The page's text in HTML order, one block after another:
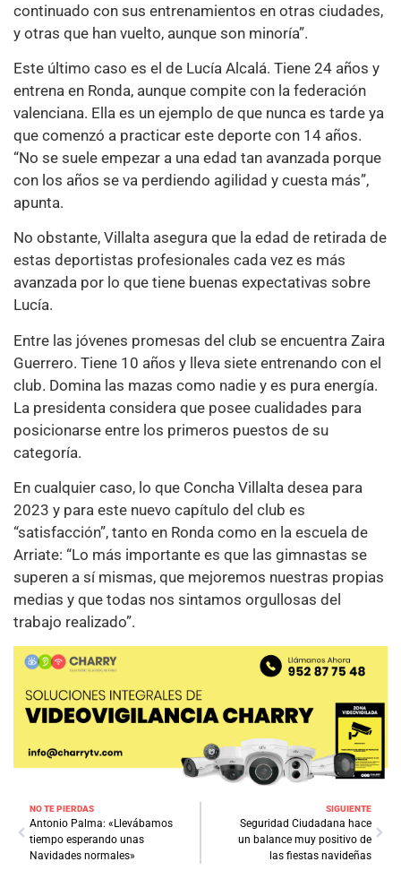
continuado con sus entrenamientos en otras ciudades,
y otras que han vuelto, aunque son minoría”.
Este último caso es el de Lucía Alcalá. Tiene 24 años y
entrena en Ronda, aunque compite con la federación
valenciana. Ella es un ejemplo de que nunca es tarde ya
que comenzó a practicar este deporte con 14 años.
“No se suele empezar a una edad tan avanzada porque
con los años se va perdiendo agilidad y cuesta más”,
apunta.
No obstante, Villalta asegura que la edad de retirada de
estas deportistas profesionales cada vez es más
avanzada por lo que tiene buenas expectativas sobre
Lucía.
Entre las jóvenes promesas del club se encuentra Zaira
Guerrero. Tiene 10 años y lleva siete entrenando con el
club. Domina las mazas como nadie y es pura energía.
La presidenta considera que posee cualidades para
posicionarse entre los primeros puestos de su
categoría.
En cualquier caso, lo que Concha Villalta desea para
2023 y para este nuevo capítulo del club es
“satisfacción”, tanto en Ronda como en la escuela de
Arriate: “Lo más importante es que las gimnastas se
superen a sí mismas, que mejoremos nuestras propias
medias y que todas nos sintamos orgullosas del
trabajo realizado”.
NO TE PIERDAS
Antonio Palma: «Llevábamos
tiempo esperando unas
Navidades normales»
SIGUIENTE
Seguridad Ciudadana hace
un balance muy positivo de
las fiestas navideñas